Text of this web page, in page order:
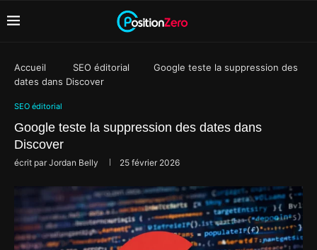
Accueil SEO éditorial
Google teste la suppression des
dates dans Discover
SEO éditorial
Google teste la suppression des dates dans
Discover
écrit parJordan Belly 25 février 2026